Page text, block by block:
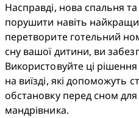
Насправді, нова спальня
порушити навіть
перетворите готельний
сну вашої дитини, ви
Використовуйте ці рішення
на виїзді, які допоможуть
обстановку перед сном
мандрівника.